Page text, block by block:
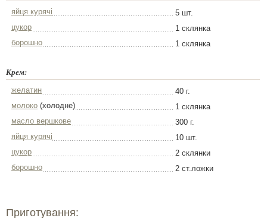
яйця курячі
5 шт.
цукор
1 склянка
борошно
1 склянка
Крем:
желатин
40 г.
молоко (холодне)
1 склянка
масло вершкове
300 г.
яйця курячі
10 шт.
цукор
2 склянки
борошно
2 ст.ложки
Приготування: